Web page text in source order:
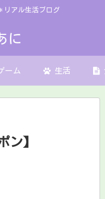
リアル生活ブログ
ーム 生活
ン】